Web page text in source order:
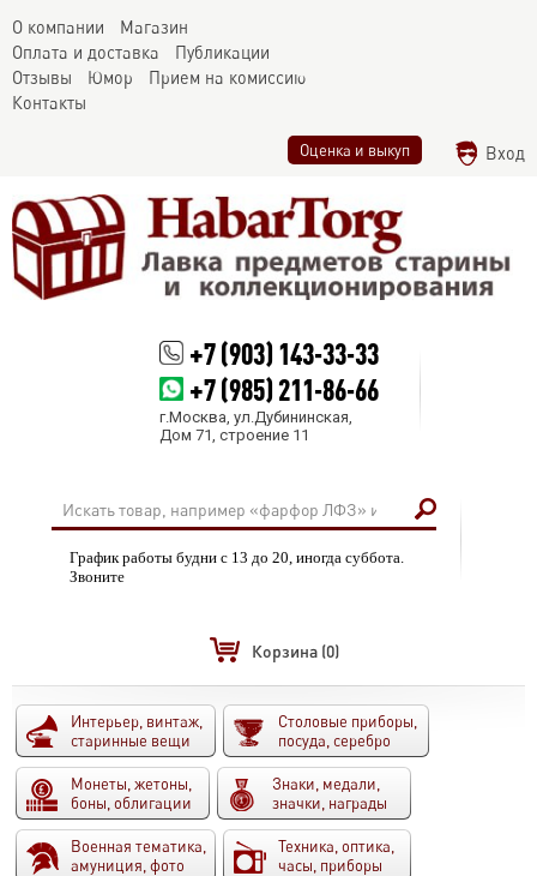
О компании
Магазин
Оплата и доставка
Публикации
Отзывы
Юмор
Прием на комиссию
Контакты
Оценка и выкуп Вход
+7 (903) 143-33-33
+7 (985) 211-86-66
г.Москва, ул.Дубининская,
Дом 71, строение 11
График работы будни с 13 до 20, иногда суббота.
Звоните
Корзина (0)
Интерьер, винтаж,
старинные вещи
Столовые приборы,
посуда, серебро
Монеты, жетоны,
боны, облигации
Знаки, медали,
значки, награды
Военная тематика,
амуниция, фото
Техника, оптика,
часы, приборы